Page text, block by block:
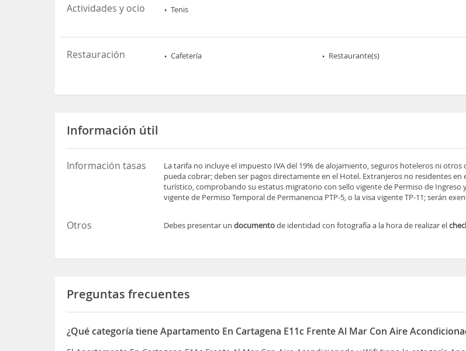
Actividades y ocio Tenis
Restauración Cafetería Restaurante(s)
Información útil
Información tasas
La tarifa no incluye el impuesto IVA del 19% de alojamiento, seguros hoteleros ni otros
pueda cobrar; deben ser pagos directamente en el Hotel. Extranjeros no residentes
turístico, comprobando su estatus migratorio con sello vigente de Permiso de Ingreso
vigente de Permiso Temporal de Permanencia PTP-5, o la visa vigente TP-11; serán
Otros Debes presentar undocumentode identidad con fotografía a la hora de realizar el
Preguntas frecuentes
¿Qué categoría tiene Apartamento En Cartagena E11c Frente Al Mar Con Aire